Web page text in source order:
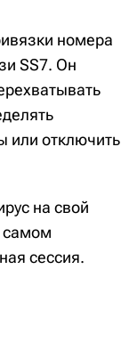
номера
SS7. Он
или отключить
на свой
самом
сессия.